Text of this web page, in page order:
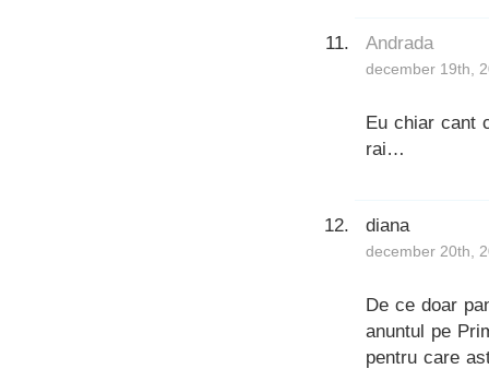
Andrada
december 19th,
Eu chiar cant
rai…
diana
december 20th,
De ce doar
anuntul pe
pentru care